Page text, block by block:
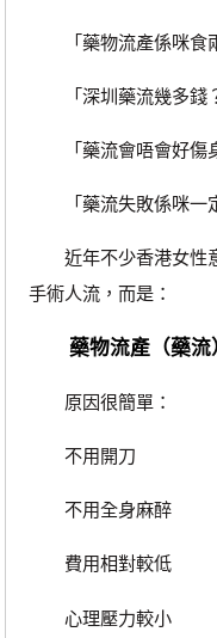
「藥物流產係咪食兩
「深圳藥流幾多錢？
「藥流會唔會好傷身
「藥流失敗係咪一定
近年不少香港女性意
手術人流，而是：
藥物流產（藥流
原因很簡單：
不用開刀
不用全身麻醉
費用相對較低
心理壓力較小